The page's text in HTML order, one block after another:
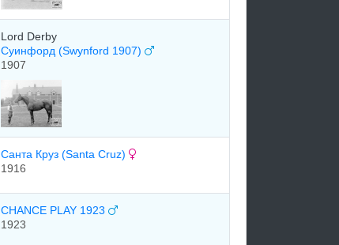
Lord Derby
Суинфорд (Swynford 1907)
1907
Санта Круз (Santa Cruz)
1916
CHANCE PLAY 1923
1923